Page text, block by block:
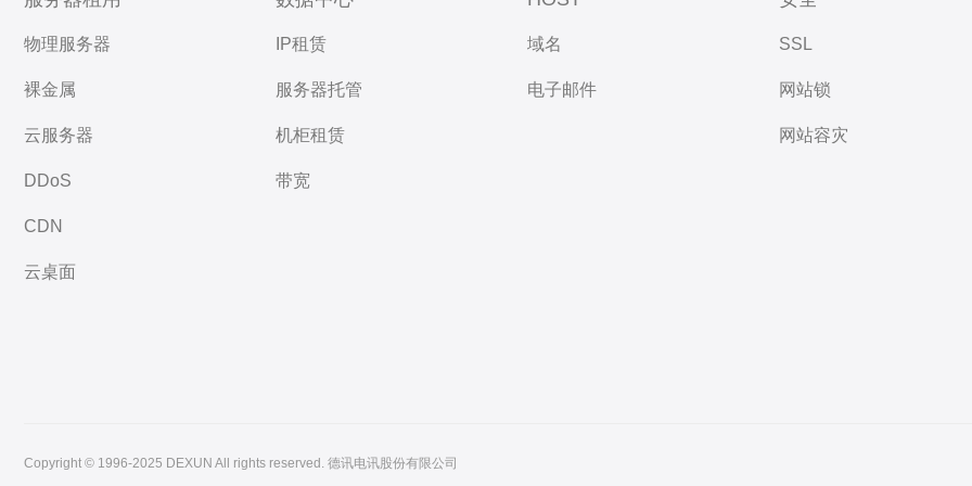
物理服务器
裸金属
云服务器
DDoS
CDN
云桌面
IP租赁
服务器托管
机柜租赁
带宽
域名
电子邮件
SSL
网站锁
网站容灾
Copyright © 1996-2025 DEXUN All rights reserved. 德讯电讯股份有限公司